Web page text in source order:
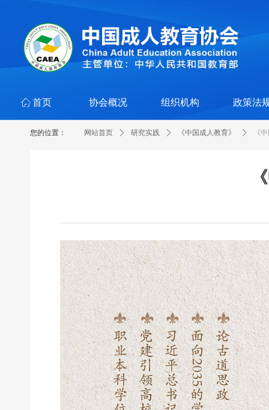
ꀇ 首页 协会概况 组织机构 政策法
网站首页 ꄲ 研究实践 ꄲ 《中国成人教育》 ꄲ 《
您的位置：